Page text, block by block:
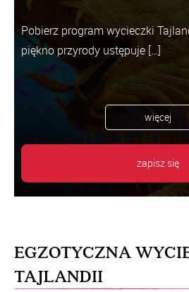
Pobierz program wycieczki
piękno przyrody ustępuje […]
więcej
zapisz się
EGZOTYCZNA
TAJLANDII